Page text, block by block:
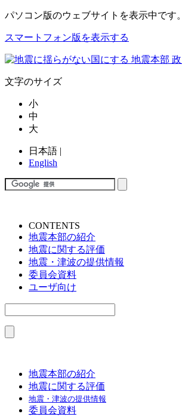
パソコン版のウェブサイトを表示中です。
スマートフォン版を表示する
文字のサイズ
小
中
大
日本語 |
English
CONTENTS
地震本部の紹介
地震に関する評価
地震・津波の提供情報
委員会資料
ユーザ向け
地震本部の紹介
地震に関する評価
地震・津波の提供情報
委員会資料